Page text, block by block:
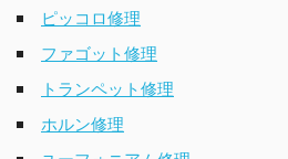
ピッコロ修理
ファゴット修理
トランペット修理
ホルン修理